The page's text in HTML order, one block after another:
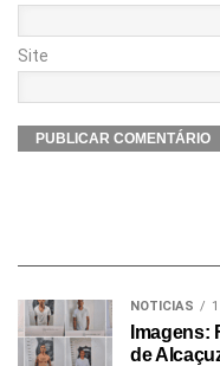
Site
NOTICIAS
Imagens:
de